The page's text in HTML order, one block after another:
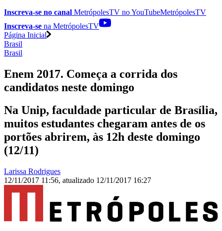
Inscreva-se no canal MetrópolesTV noYouTubeMetrópolesTV
Inscreva-se na MetrópolesTV
Página Inicial
Brasil
Brasil
Enem 2017. Começa a corrida dos
candidatos neste domingo
Na Unip, faculdade particular de Brasília,
muitos estudantes chegaram antes de os
portões abrirem, às 12h deste domingo
(12/11)
Larissa Rodrigues
12/11/2017 11:56, atualizado 12/11/2017 16:27